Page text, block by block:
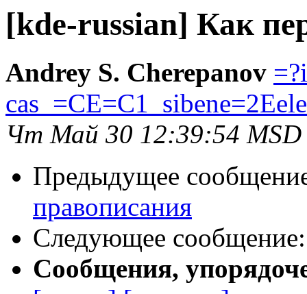
[kde-russian] Как
Andrey S. Cherepanov
Чт Май 30 12:39:54 MSD
Предыдущее
правописания
Следующее
Сообщения,